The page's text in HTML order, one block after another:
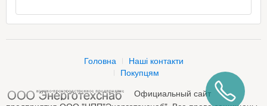
Головна
Наші контакти
Покупцям
Официальный сайт